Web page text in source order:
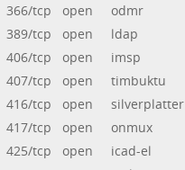
366/tcp open odmr
389/tcp open ldap
406/tcp open imsp
407/tcp open timbuktu
416/tcp open silverplatter
417/tcp open onmux
425/tcp open icad-el